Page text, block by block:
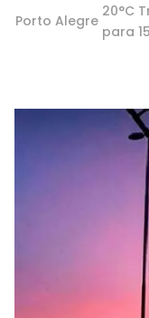
Porto Alegre
20°C
para